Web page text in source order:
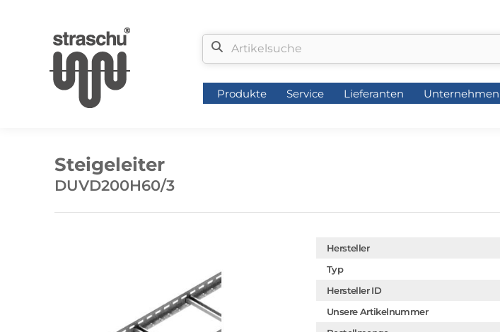
Produkte Service Lieferanten Unternehmen
Steigeleiter
DUVD200H60/3
Hersteller
Typ
Hersteller ID
Unsere Artikelnummer
Produkte Service Lieferanten Unternehmen